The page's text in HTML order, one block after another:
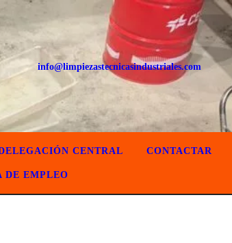
info@limpiezastecnicasindustriales.com
CENTRAL CONTACTAR
DE EMPLEO